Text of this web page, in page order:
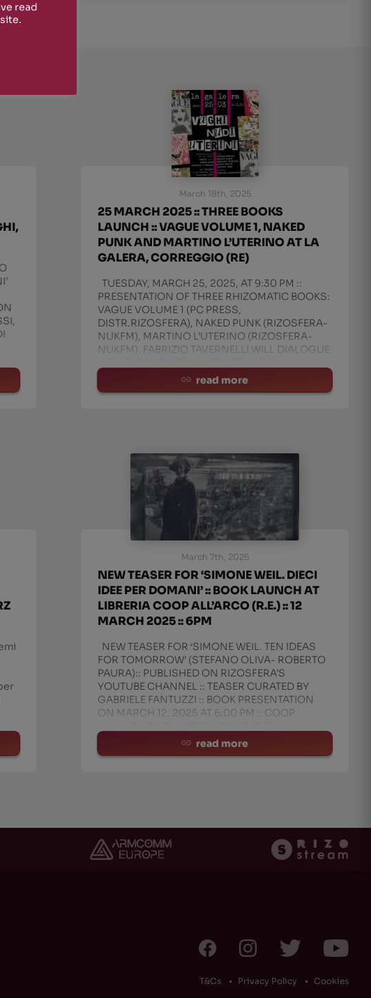
March 18th, 2025
25 MARCH 2025 :: THREE BOOKS
LAUNCH :: VAGUE VOLUME 1, NAKED
PUNK AND MARTINO L’UTERINO AT LA
GALERA, CORREGGIO (RE)
TUESDAY, MARCH 25, 2025, AT 9:30 PM ::
PRESENTATION OF THREE RHIZOMATIC BOOKS:
VAGUE VOLUME 1 (PC PRESS,
DISTR.RIZOSFERA), NAKED PUNK (RIZOSFERA-
NUKFM), MARTINO L’UTERINO (RIZOSFERA-
NUKFM). FABRIZIO TAVERNELLI WILL DIALOGUE
MANITU’ ROSSI, AND IGNread more
March 7th, 2025
NEW TEASER FOR ‘SIMONE WEIL. DIECI
IDEE PER DOMANI’ :: BOOK LAUNCH AT
LIBRERIA COOP ALL’ARCO (R.E.) :: 12
MARCH 2025 :: 6PM
NEW TEASER FOR ‘SIMONE WEIL. TEN IDEAS
FOR TOMORROW’ (STEFANO OLIVA- ROBERTO
PAURA):: PUBLISHED ON RIZOSFERA’S
YOUTUBE CHANNEL :: TEASER CURATED BY
GABRIELE FANTUZZI :: BOOK PRESENTATION
ON MARCH 12, 2025 AT 6:00 PM :: COOP
read more
T&Cs Privacy Policy Cookies
read